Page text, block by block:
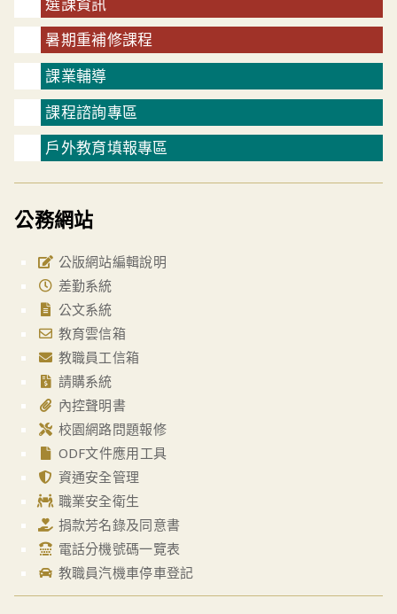
暑期重補修課程
課業輔導
課程諮詢專區
戶外教育填報專區
公務網站
公版網站編輯說明
差勤系統
公文系統
教育雲信箱
教職員工信箱
請購系統
內控聲明書
校園網路問題報修
ODF文件應用工具
資通安全管理
職業安全衛生
捐款芳名錄及同意書
電話分機號碼一覽表
教職員汽機車停車登記